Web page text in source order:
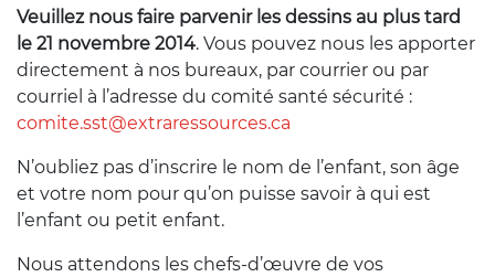
Veuillez nous faire parvenir les dessins au plus tard
le 21 novembre 2014. Vous pouvez nous les apporter
directement à nos bureaux, par courrier ou par
courriel à l’adresse du comité santé sécurité :
comite.sst@extraressources.ca
N’oubliez pas d’inscrire le nom de l’enfant, son âge
et votre nom pour qu’on puisse savoir à qui est
l’enfant ou petit enfant.
Nous attendons les chefs-d’œuvre de vos